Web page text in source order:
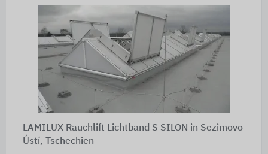
LAMILUX Rauchlift Lichtband S SILON in Sezimovo
Ústí, Tschechien